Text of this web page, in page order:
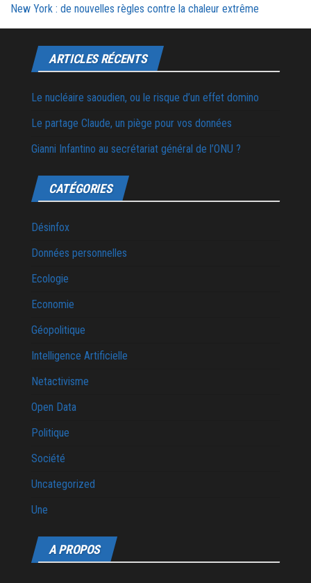
New York : de nouvelles règles contre la chaleur extrême
ARTICLES RÉCENTS
Le nucléaire saoudien, ou le risque d’un effet domino
Le partage Claude, un piège pour vos données
Gianni Infantino au secrétariat général de l’ONU ?
CATÉGORIES
Désinfox
Données personnelles
Ecologie
Economie
Géopolitique
Intelligence Artificielle
Netactivisme
Open Data
Politique
Société
Uncategorized
Une
A PROPOS